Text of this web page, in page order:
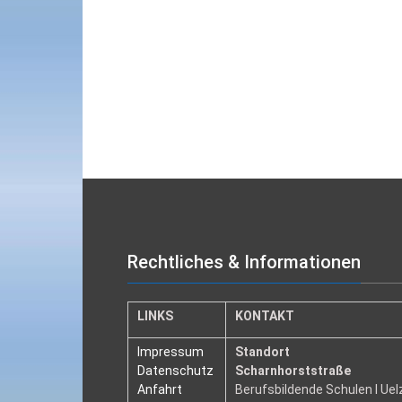
Rechtliches & Informationen
LINKS KONTAKT
Impressum
Datenschutz
Anfahrt
Standort
Scharnhorststraße
Berufsbildende Schulen I